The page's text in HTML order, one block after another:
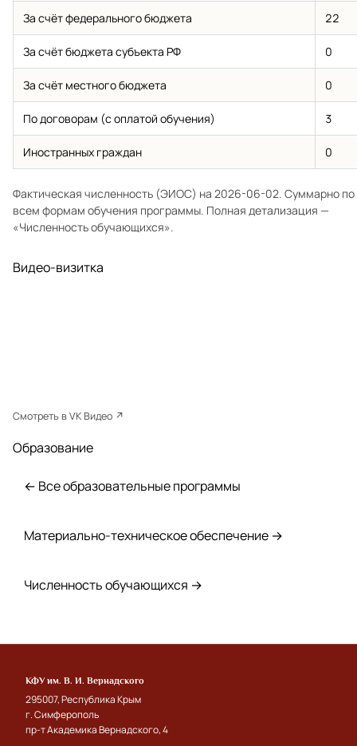
За счёт федерального бюджета 22
За счёт бюджета субъекта РФ 0
За счёт местного бюджета 0
По договорам (с оплатой обучения) 3
Иностранных граждан 0
Фактическая численность (ЭИОС) на 2026-06-02. Суммарно по
всем формам обучения программы. Полная детализация —
«Численность обучающихся».
Видео-визитка
Смотреть в VK Видео ↗
Образование
← Все образовательные программы
Материально-техническое обеспечение →
Численность обучающихся →
КФУ им. В. И. Вернадского
295007, Республика Крым
г. Симферополь
пр-т Академика Вернадского, 4